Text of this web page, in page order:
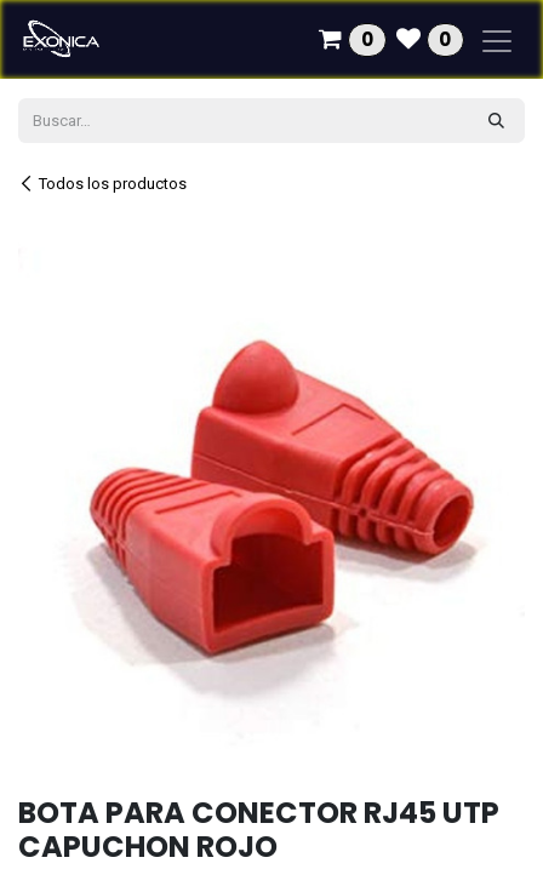
Ir al contenido
0 0
Todos los productos
BOTA PARA CONECTOR RJ45 UTP
CAPUCHON ROJO